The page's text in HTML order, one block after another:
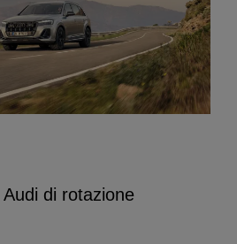
di rotazione